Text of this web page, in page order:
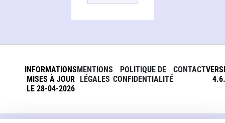
INFORMATIONS
MISES À JOUR
LE 28-04-2026
MENTIONS
LÉGALES
POLITIQUE DE
CONFIDENTIALITÉ
CONTACT